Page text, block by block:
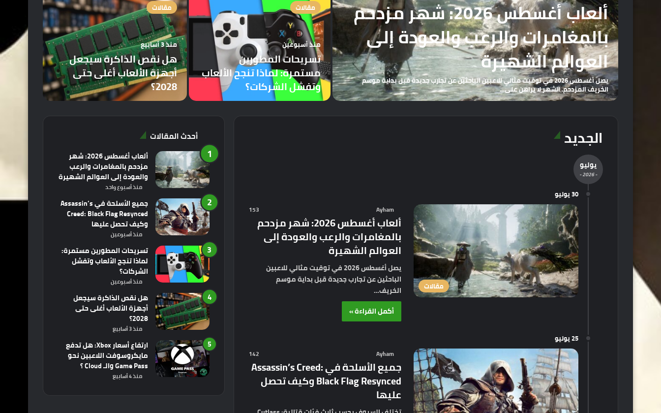
ألعاب أغسطس 2026: شهر مزدحم
بالمغامرات والرعب والعودة إلى
العوالم الشهيرة
يصل أغسطس 2026 في توقيت مثالي للاعبين الباحثين عن تجارب جديدة قبل بداية موسم
الخريف المزدحم. الشهر لا يراهن على…
مقالات
منذ أسبوعين
تسريحات المطورين
مستمرة: لماذا تنجح الألعاب
وتفشل الشركات؟
مقالات
منذ 3 أسابيع
هل نقص الذاكرة سيجعل
أجهزة الألعاب أغلى حتى
2028؟
الجديد
يوليو
- 2026 -
30 يوليو
مقالات
Ayham
153
ألعاب أغسطس 2026: شهر مزدحم
بالمغامرات والرعب والعودة إلى
العوالم الشهيرة
يصل أغسطس 2026 في توقيت مثالي للاعبين
الباحثين عن تجارب جديدة قبل بداية موسم
الخريف…
أكمل القراءة »
25 يوليو
Ayham
142
جميع الأسلحة في Assassin’s Creed:
Black Flag Resynced وكيف تحصل
عليها
أحدث المقالات
ألعاب أغسطس 2026: شهر
مزدحم بالمغامرات والرعب
والعودة إلى العوالم الشهيرة
منذ أسبوع واحد
جميع الأسلحة في Assassin’s
Creed: Black Flag Resynced
وكيف تحصل عليها
منذ أسبوعين
تسريحات المطورين مستمرة:
لماذا تنجح الألعاب وتفشل
الشركات؟
منذ أسبوعين
هل نقص الذاكرة سيجعل
أجهزة الألعاب أغلى حتى
2028؟
منذ 3 أسابيع
ارتفاع أسعار Xbox: هل تدفع
مايكروسوفت اللاعبين نحو
Game Pass والـ Cloud ؟
منذ 4 أسابيع